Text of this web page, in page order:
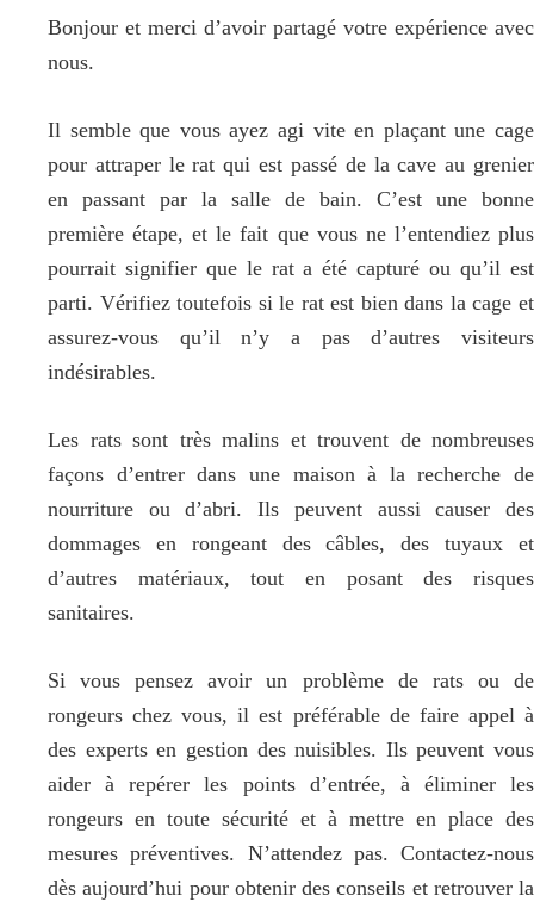
Bonjour et merci d’avoir partagé votre expérience avec
nous.
Il semble que vous ayez agi vite en plaçant une cage
pour attraper le rat qui est passé de la cave au grenier
en passant par la salle de bain. C’est une bonne
première étape, et le fait que vous ne l’entendiez plus
pourrait signifier que le rat a été capturé ou qu’il est
parti. Vérifiez toutefois si le rat est bien dans la cage et
assurez-vous qu’il n’y a pas d’autres visiteurs
indésirables.
Les rats sont très malins et trouvent de nombreuses
façons d’entrer dans une maison à la recherche de
nourriture ou d’abri. Ils peuvent aussi causer des
dommages en rongeant des câbles, des tuyaux et
d’autres matériaux, tout en posant des risques
sanitaires.
Si vous pensez avoir un problème de rats ou de
rongeurs chez vous, il est préférable de faire appel à
des experts en gestion des nuisibles. Ils peuvent vous
aider à repérer les points d’entrée, à éliminer les
rongeurs en toute sécurité et à mettre en place des
mesures préventives. N’attendez pas. Contactez-nous
dès aujourd’hui pour obtenir des conseils et retrouver la